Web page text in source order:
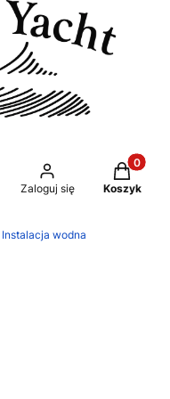
wyszukiwarkę
Zaloguj się Koszyk
Instalacja wodna